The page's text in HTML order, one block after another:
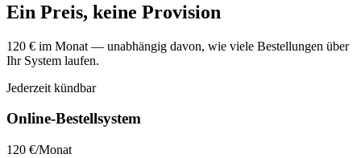
Ein Preis, keine Provision
120 € im Monat — unabhängig davon, wie viele Bestellungen über
Ihr System laufen.
Jederzeit kündbar
Online-Bestellsystem
120 €/Monat